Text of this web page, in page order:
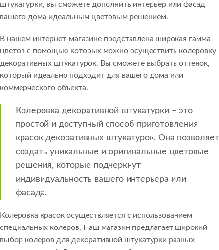
штукатурки, вы сможете дополнить интерьер или фасад
вашего дома идеальным цветовым решением.
В нашем интернет-магазине представлена широкая гамма
цветов с помощью которых можно осуществить колеровку
декоративных штукатурок. Вы сможете выбрать оттенок,
который идеально подходит для вашего дома или
коммерческого объекта.
Колеровка декоративной штукатурки – это
простой и доступный способ приготовления
красок декоративных штукатурок. Она позволяет
создать уникальные и оригинальные цветовые
решения, которые подчеркнут
индивидуальность вашего интерьера или
фасада.
Колеровка красок осуществляется с использованием
специальных колеров. Наш магазин предлагает широкий
выбор колеров для декоративной штукатурки разных